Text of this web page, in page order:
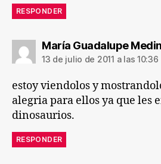
RESPONDER
María Guadalupe
13 de julio de 2011 a las 10:36
estoy viendolos y
alegria para ellos ya que les
dinosaurios.
RESPONDER